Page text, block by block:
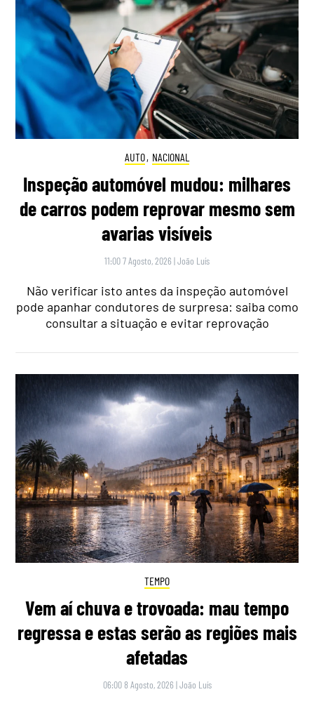
AUTO, NACIONAL
Inspeção automóvel mudou: milhares
de carros podem reprovar mesmo sem
avarias visíveis
11:00 7 Agosto, 2026 |João Luís
Não verificar isto antes da inspeção automóvel
pode apanhar condutores de surpresa: saiba como
consultar a situação e evitar reprovação
TEMPO
Vem aí chuva e trovoada: mau tempo
regressa e estas serão as regiões mais
afetadas
06:00 8 Agosto, 2026 |João Luís